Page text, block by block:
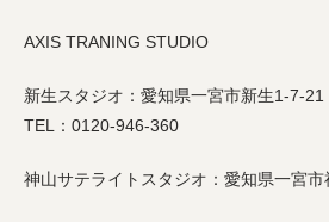
AXIS TRANING STUDIO
新生スタジオ：愛知県一宮市新生1-7-21
TEL：0120-946-360
神山サテライトスタジオ：愛知県一宮